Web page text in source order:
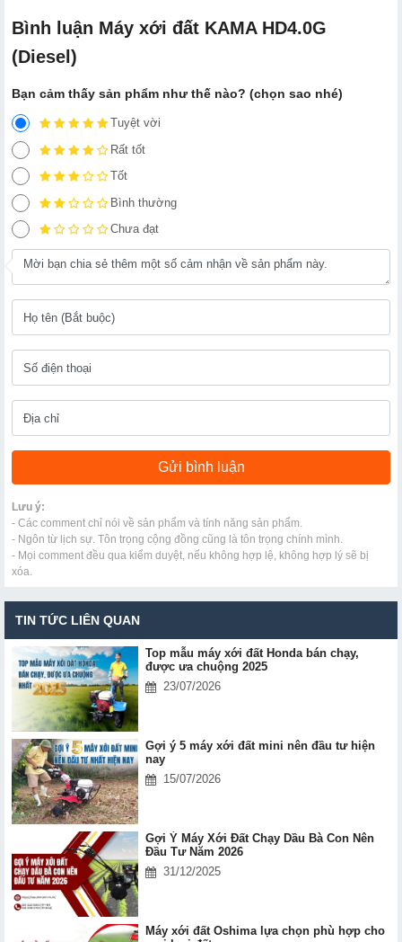
Bình luận Máy xới đất KAMA HD4.0G
(Diesel)
Bạn cảm thấy sản phẩm như thế nào? (chọn sao nhé)
Tuyệt vời
Rất tốt
Tốt
Bình thường
Chưa đạt
Lưu ý:
- Các comment chỉ nói về sản phẩm và tính năng sản phẩm.
- Ngôn từ lịch sự. Tôn trọng cộng đồng cũng là tôn trọng chính mình.
- Mọi comment đều qua kiểm duyệt, nếu không hợp lệ, không hợp lý sẽ bị
xóa.
TIN TỨC LIÊN QUAN
Top mẫu máy xới đất Honda bán chạy,
được ưa chuộng 2025
23/07/2026
Gợi ý 5 máy xới đất mini nên đầu tư hiện
nay
15/07/2026
Gợi Ý Máy Xới Đất Chạy Dầu Bà Con Nên
Đầu Tư Năm 2026
31/12/2025
Máy xới đất Oshima lựa chọn phù hợp cho